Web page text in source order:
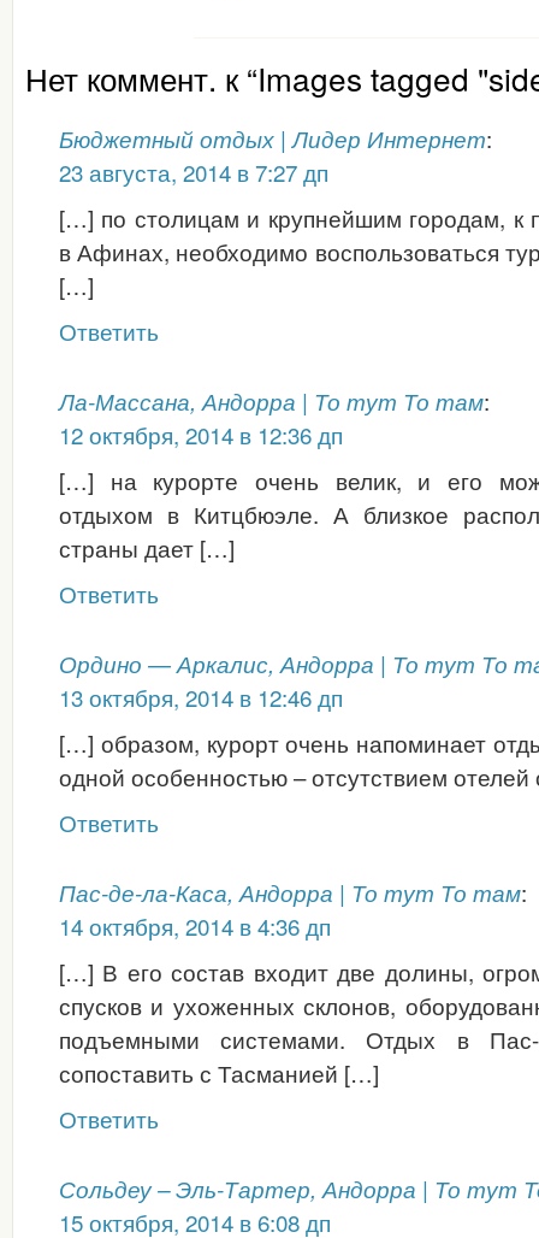
Нет коммент. к “Images tagged
Бюджетный отдых | Лидер Интернет:
23 августа, 2014 в 7:27 дп
[…] по столицам и крупнейшим городам, к
в Афинах, необходимо воспользоваться
[…]
Ответить
Ла-Массана, Андорра | То тут То там:
12 октября, 2014 в 12:36 дп
[…] на курорте очень велик, и его
отдыхом в Китцбюэле. А близкое
страны дает […]
Ответить
Ордино — Аркалис, Андорра | То тут То
13 октября, 2014 в 12:46 дп
[…] образом, курорт очень напоминает
одной особенностью – отсутствием
Ответить
Пас-де-ла-Каса, Андорра | То тут То там:
14 октября, 2014 в 4:36 дп
[…] В его состав входит две долины,
спусков и ухоженных склонов,
подъемными системами. Отдых в
сопоставить с Тасманией […]
Ответить
Сольдеу – Эль-Тартер, Андорра | То тут
15 октября, 2014 в 6:08 дп